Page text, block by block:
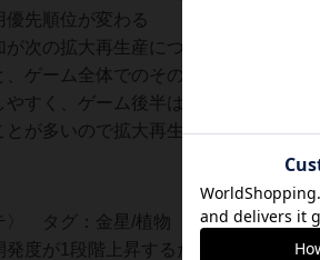
優先順位が変わる
が次の拡大再生産につながりやすいも
、ゲーム全体でのその世代にやるべき
やすく、ゲーム後半は行いたいこと
とが多いので拡大再生産がある程度
〉 タグ：金星/植物 初期：47金 １
度が1段階上昇するたびに2金確保